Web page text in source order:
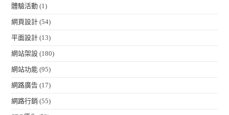
體驗活動 (1)
網頁設計 (54)
平面設計 (13)
網站架設 (180)
網站功能 (95)
網路廣告 (17)
網路行銷 (55)